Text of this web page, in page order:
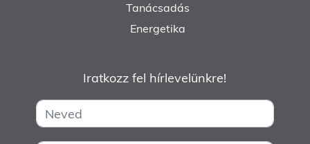
Tanácsadás
Energetika
Iratkozz fel hírlevelünkre!